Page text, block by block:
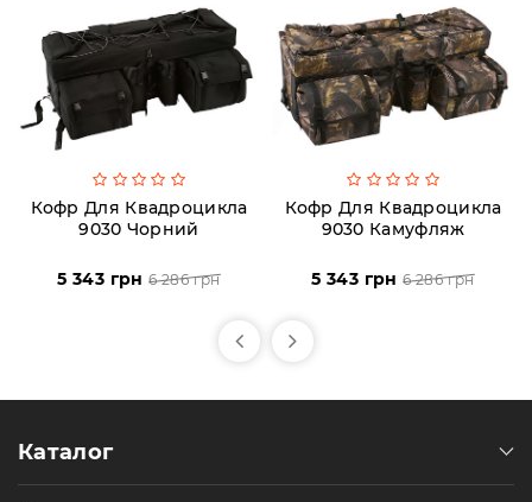
Кофр Для Квадроцикла
9030 Чорний
5 343 грн 6 286 грн
Кофр Для Квадроцикла
9030 Камуфляж
5 343 грн 6 286 грн
Каталог